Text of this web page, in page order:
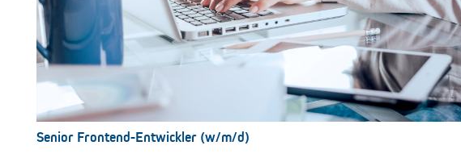
Senior Frontend-Entwickler (w/m/d)